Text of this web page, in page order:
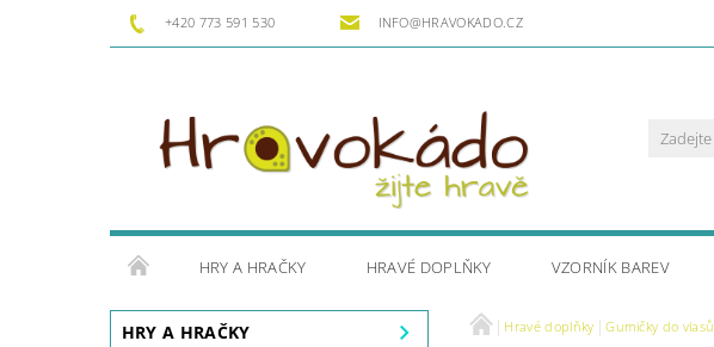
+420 773 591 530 INFO@HRAVOKADO.CZ
HRY A HRAČKY HRAVÉ DOPLŇKY VZORNÍK BAREV
HRY A HRAČKY Hravé doplňky Gumičky do vlasů